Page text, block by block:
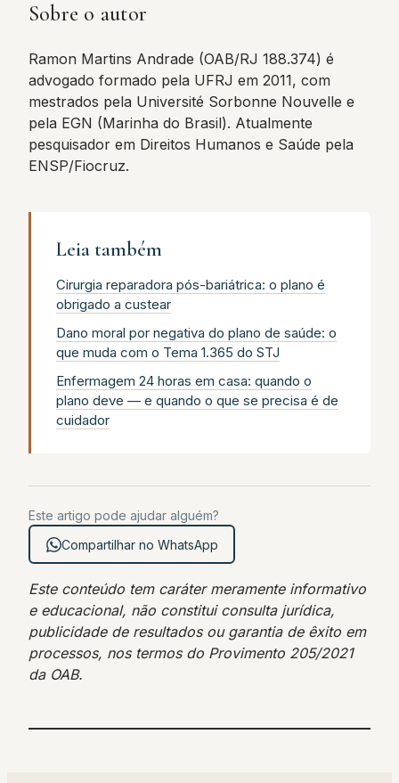
Sobre o autor
Ramon Martins Andrade (OAB/RJ 188.374) é
advogado formado pela UFRJ em 2011, com
mestrados pela Université Sorbonne Nouvelle e
pela EGN (Marinha do Brasil). Atualmente
pesquisador em Direitos Humanos e Saúde pela
ENSP/Fiocruz.
Leia também
Cirurgia reparadora pós-bariátrica: o plano é
obrigado a custear
Dano moral por negativa do plano de saúde: o
que muda com o Tema 1.365 do STJ
Enfermagem 24 horas em casa: quando o
plano deve — e quando o que se precisa é de
cuidador
Este artigo pode ajudar alguém?
Compartilhar no WhatsApp
Este conteúdo tem caráter meramente informativo
e educacional, não constitui consulta jurídica,
publicidade de resultados ou garantia de êxito em
processos, nos termos do Provimento 205/2021
da OAB.